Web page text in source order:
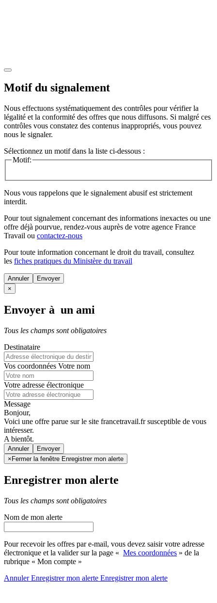
Motif du signalement
Nous effectuons systématiquement des contrôles pour vérifier la
légalité et la conformité des offres que nous diffusons. Si malgré ces
contrôles vous constatez des contenus inappropriés, vous pouvez
nous le signaler.
Sélectionnez un motif dans la liste ci-dessous :
Motif:
Nous vous rappelons que le signalement abusif est strictement
interdit.
Pour tout signalement concernant des informations inexactes ou une
offre déjà pourvue, rendez-vous auprès de votre agence France
Travail ou contactez-nous
Pour toute information concernant le droit du travail, consultez
les fiches pratiques du Ministère du travail
Annuler
×
Envoyer à un ami
Tous les champs sont obligatoires
Destinataire
Vos coordonnées Votre nom
Votre adresse électronique
Message
Bonjour,
Voici une offre parue sur le site francetravail.fr susceptible de vous
intéresser.
A bientôt.
Annuler
× Fermer la fenêtre Enregistrer mon alerte
Enregistrer mon alerte
Tous les champs sont obligatoires
Nom de mon alerte
Pour recevoir les offres par e-mail, vous devez saisir votre adresse
électronique et la valider sur la page « Mes coordonnées » de la
rubrique « Mon compte »
AnnulerEnregistrer mon alerte Enregistrermon alerte